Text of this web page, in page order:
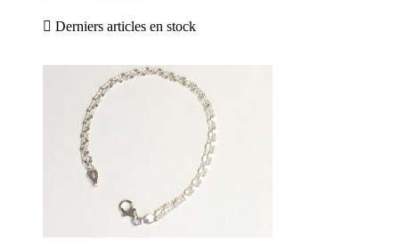
 Derniers articles en stock